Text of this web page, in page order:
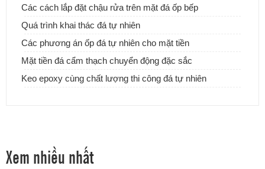
Các cách lắp đặt chậu rửa trên mặt đá ốp bếp
Quá trình khai thác đá tự nhiên
Các phương án ốp đá tự nhiên cho mặt tiền
Mặt tiền đá cẩm thạch chuyển động đặc sắc
Keo epoxy cùng chất lượng thi công đá tự nhiên
Xem nhiều nhất